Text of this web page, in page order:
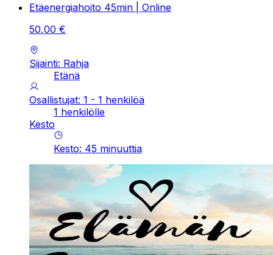
Etäenergiahoito 45min | Online
50,00 €
Sijainti: Rahja
Etänä
Osallistujat: 1 - 1 henkilöä
1 henkilölle
Kesto
Kesto: 45 minuuttia